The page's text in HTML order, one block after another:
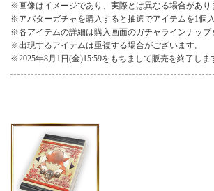
※画像はイメージであり、実際とは異なる場合があり
※アバターガチャを購入すると抽選でアイテムを1個入
※各アイテムの詳細は購入画面のガチャラインナップ
※出現するアイテムは重複する場合がございます。
※2025年8月1日(金)15:59をもちまして販売を終了しま